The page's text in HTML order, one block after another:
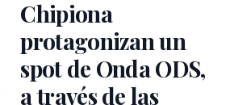
Chipiona
protagonizan un
spot de Onda ODS,
a través de las